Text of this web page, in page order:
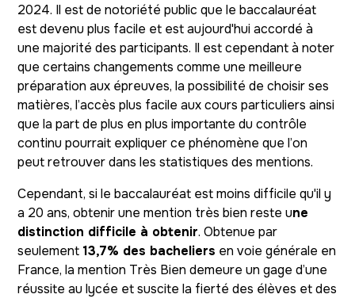
2024. Il est de notoriété public que le baccalauréat
est devenu plus facile et est aujourd'hui accordé à
une majorité des participants. Il est cependant à noter
que certains changements comme une meilleure
préparation aux épreuves, la possibilité de choisir ses
matières, l’accès plus facile aux cours particuliers ainsi
que la part de plus en plus importante du contrôle
continu pourrait expliquer ce phénomène que l’on
peut retrouver dans les statistiques des mentions.
Cependant, si le baccalauréat est moins difficile qu'il y
a 20 ans, obtenir une mention très bien reste une
distinction difficile à obtenir. Obtenue par
seulement 13,7% des bacheliers en voie générale en
France, la mention Très Bien demeure un gage d’une
réussite au lycée et suscite la fierté des élèves et des